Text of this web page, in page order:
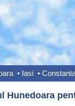
• Iasi •
Hunedoara